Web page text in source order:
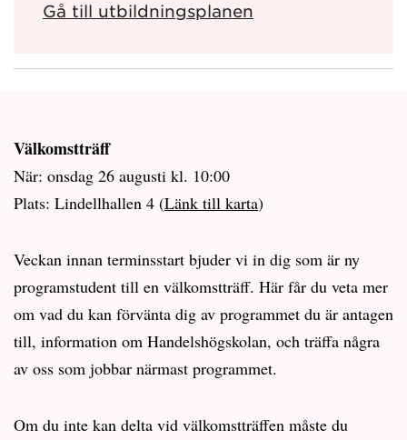
Gå till utbildningsplanen
Välkomstträff
När: onsdag 26 augusti kl. 10:00
Plats: Lindellhallen 4 (Länk till karta)
Veckan innan terminsstart bjuder vi in dig som är ny
programstudent till en välkomstträff. Här får du veta mer
om vad du kan förvänta dig av programmet du är antagen
till, information om Handelshögskolan, och träffa några
av oss som jobbar närmast programmet.
Om du inte kan delta vid välkomstträffen måste du